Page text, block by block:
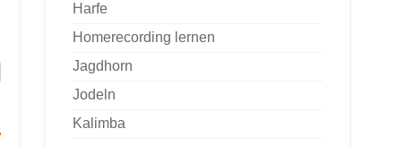
Harfe
Homerecording lernen
Jagdhorn
Jodeln
Kalimba